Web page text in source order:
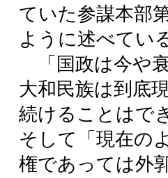
ていた参謀本部
ように述べてい
「国政は今や
大和民族は到底
続けることはで
そして「現在の
権であっては外